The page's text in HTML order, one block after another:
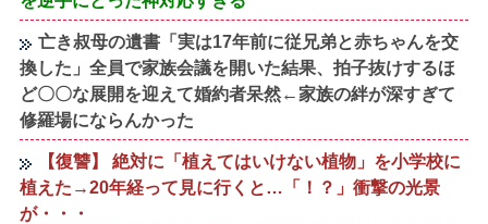
亡き叔母の遺書「実は17年前に従兄弟と赤ちゃんを交
換した」全員で家族会議を開いた結果、拍子抜けするほ
ど〇〇な展開を迎えて婚約者呆然←家族の絆が深すぎて
修羅場にならんかった
【復讐】 絶対に「植えてはいけない植物」を小学校に
植えた→20年経って見に行くと…「！？」衝撃の光景
が・・・